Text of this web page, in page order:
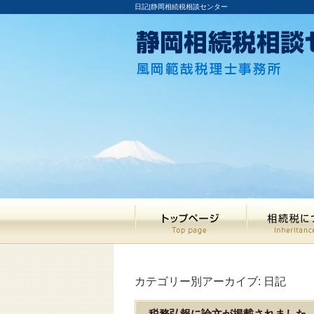
日記|静岡相続税相談センター
カテゴリー別アーカイブ: 日記